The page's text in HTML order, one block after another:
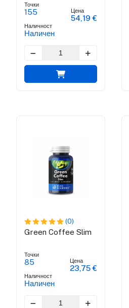
Точки
155
Наличност
Наличен
Цена
54,19 €
(0)
Green Coffee Slim
Точки
85
Наличност
Наличен
Цена
23,75 €